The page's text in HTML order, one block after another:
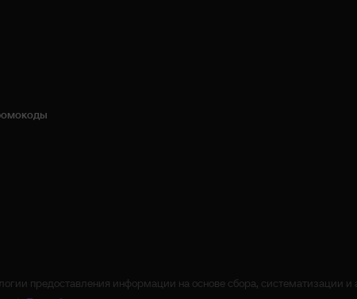
предоставления информации на основе сбора, систематизации